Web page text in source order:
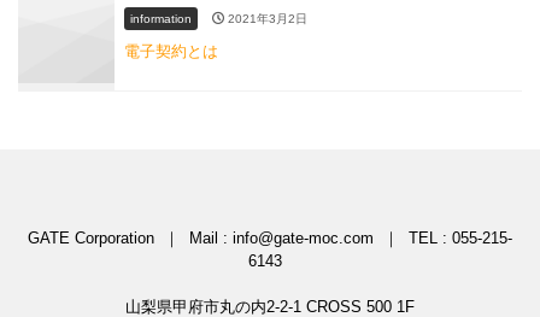
information 2021年3月2日
電子契約とは
GATE Corporation ｜ Mail : info@gate-moc.com ｜ TEL : 055-215-
6143
山梨県甲府市丸の内2-2-1 CROSS 500 1F